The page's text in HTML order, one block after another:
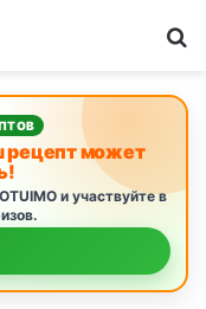
рецепт может
и участвуйте в